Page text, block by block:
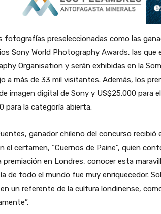
fotografías preseleccionadas como las
Sony World Photography Awards, las que
Organisation y serán exhibidas en la
a más de 33 mil visitantes. Además, los
imagen digital de Sony y US$25.000 para
para la categoría abierta.
ganador chileno del concurso
el certamen, “Cuernos de Paine”, quien
premiación en Londres, conocer esta
de todo el mundo fue muy enriquecedor.
un referente de la cultura londinense,